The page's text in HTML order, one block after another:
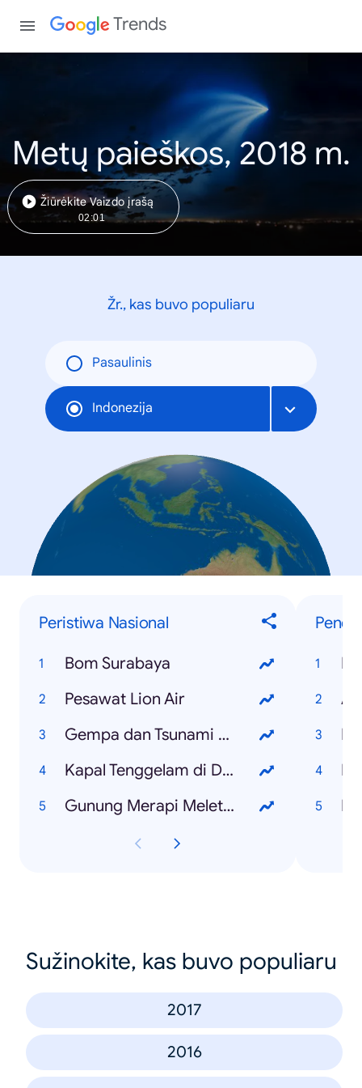
Trends
Metų paieškos, 2018 m.
Žiūrėkite Vaizdo įrašą
02:01
Žr., kas buvo populiaru
Pasaulinis
Indonezija
Peristiwa Nasional
Bom Surabaya
Pesawat Lion Air
Gempa dan Tsunami Palu
Kapal Tenggelam di Danau Toba
Gunung Merapi Meletus
Sužinokite, kas buvo populiaru
2017
2016